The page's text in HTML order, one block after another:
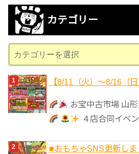
カ
ブ
カテゴリー
テ
ゴ
リ
ー
【8/11（火）～8/16（日
お宝中古市場 山
４店合同イベ
■おもちゃSNS更新しま